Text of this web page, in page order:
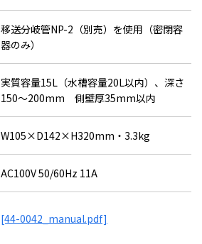
移送分岐管NP-2（別売）を使用（密閉容
器のみ）
実質容量15L（水槽容量20L以内）、深さ
150～200mm 側壁厚35mm以内
W105×D142×H320mm・3.3kg
AC100V 50/60Hz 11A
[44-0042_manual.pdf]